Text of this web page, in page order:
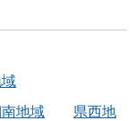
地域
県西地